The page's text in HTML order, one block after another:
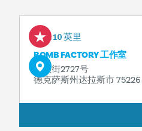
0.10 英里
BOMB FACTORY 工作室
坎顿街2727号
德克萨斯州达拉斯市 75226